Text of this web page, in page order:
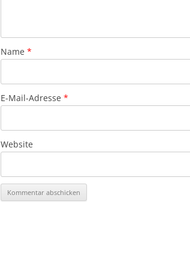
Name *
E-Mail-Adresse *
Website